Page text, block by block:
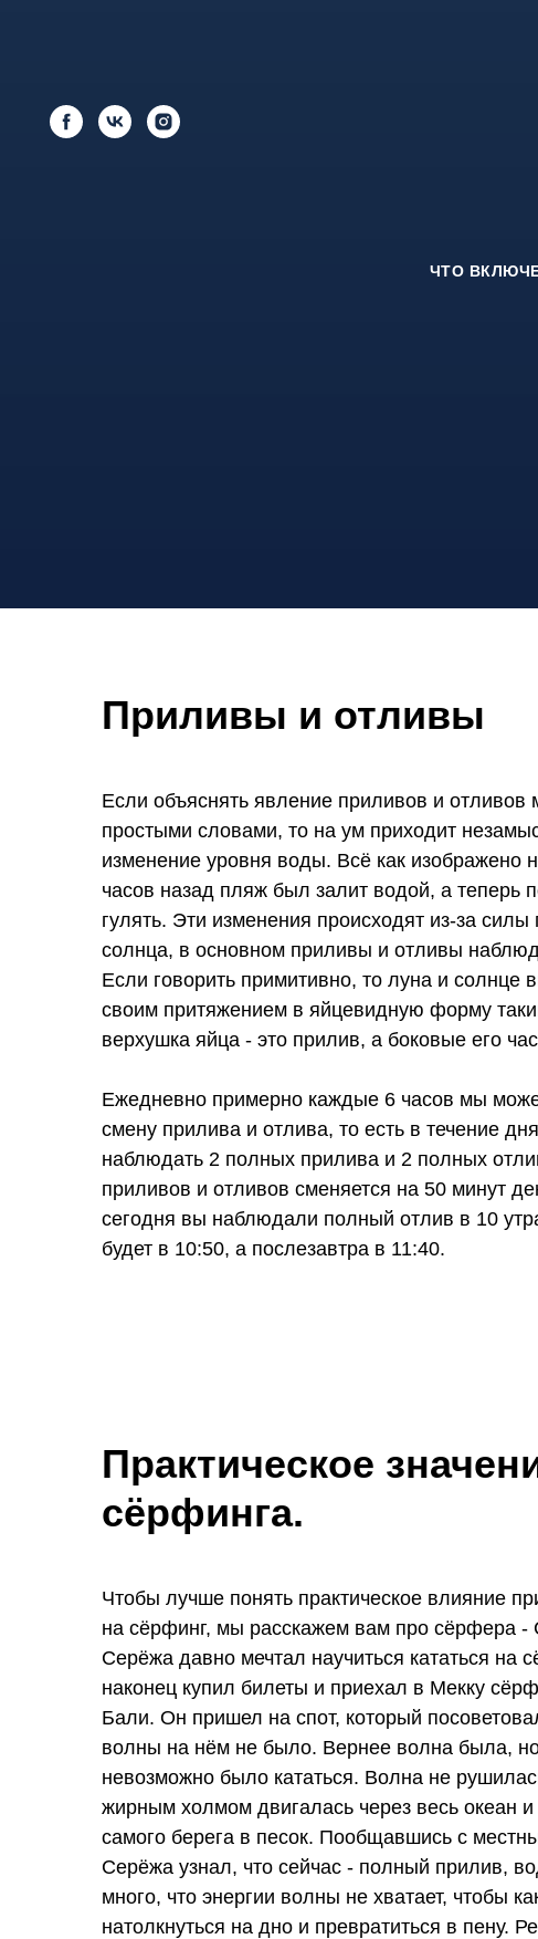
ЧТО
Приливы и отливы
Если объяснять явление приливов и отливов
простыми словами, то на ум приходит
изменение уровня воды. Всё как изображено
часов назад пляж был залит водой, а теперь
гулять. Эти изменения происходят из-за
солнца, в основном приливы и отливы
Если говорить примитивно, то луна и солнце
своим притяжением в яйцевидную форму
верхушка яйца - это прилив, а боковые его
Ежедневно примерно каждые 6 часов мы
смену прилива и отлива, то есть в течение
наблюдать 2 полных прилива и 2 полных
приливов и отливов сменяется на 50 минут
сегодня вы наблюдали полный отлив в 10
будет в 10:50, а послезавтра в 11:40.
Практическое
сёрфинга.
Чтобы лучше понять практическое влияние
на сёрфинг, мы расскажем вам про сёрфера -
Серёжа давно мечтал научиться кататься на
наконец купил билеты и приехал в Мекку
Бали. Он пришел на спот, который
волны на нём не было. Вернее волна была,
невозможно было кататься. Волна не
жирным холмом двигалась через весь океан
самого берега в песок. Пообщавшись с
Серёжа узнал, что сейчас - полный прилив,
много, что энергии волны не хватает, чтобы
натолкнуться на дно и превратиться в пену.